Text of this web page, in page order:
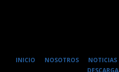
INICIO NOSOTROS NOTICIAS